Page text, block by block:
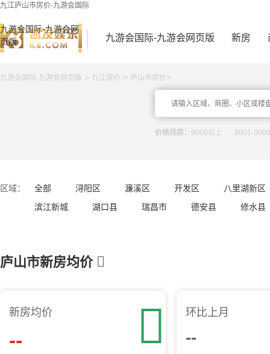
九江庐山市房价-九游会国际
九游会国际-九游会网
页版
九游会国际-九游会网页版 新房
九游会国际-九游会网页版 > 九江房价 > 庐山市房价>
价格找房： 9000以上 8001-9000
区域： 全部 浔阳区 濂溪区 开发区
八里湖新区
滨江新城
湖口县 瑞昌市 德安县 修水县
庐山市新房均价 
新房均价
--  环比上月
--